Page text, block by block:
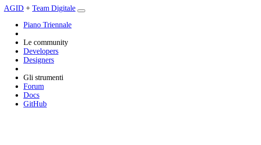
AGID + Team Digitale
Piano Triennale
Le community
Developers
Designers
Gli strumenti
Forum
Docs
GitHub